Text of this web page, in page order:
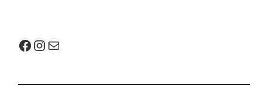
Facebook
Instagram
E-mail